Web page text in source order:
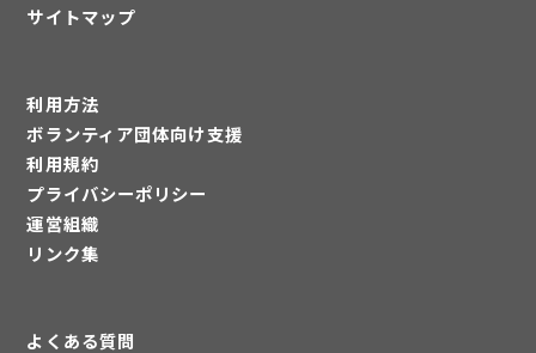
サイトマップ
利用方法
ボランティア団体向け支援
利用規約
プライバシーポリシー
運営組織
リンク集
よくある質問